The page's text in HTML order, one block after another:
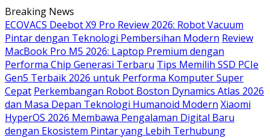
Langsung
ke
konten
Breaking News
ECOVACS Deebot X9 Pro Review 2026: Robot Vacuum
Pintar dengan Teknologi Pembersihan Modern Review
MacBook Pro M5 2026: Laptop Premium dengan
Performa Chip Generasi Terbaru Tips Memilih SSD PCIe
Gen5 Terbaik 2026 untuk Performa Komputer Super
Cepat Perkembangan Robot Boston Dynamics Atlas 2026
dan Masa Depan Teknologi Humanoid Modern Xiaomi
HyperOS 2026 Membawa Pengalaman Digital Baru
dengan Ekosistem Pintar yang Lebih Terhubung